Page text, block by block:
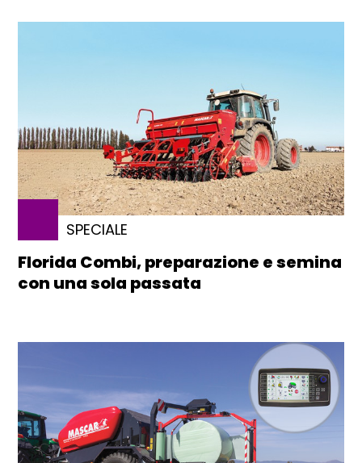
SPECIALE
Florida Combi, preparazione e semina
con una sola passata